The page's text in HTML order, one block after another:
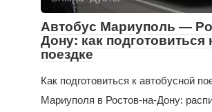
Автобус Мариуполь —
Дону: как подготовиться
поездке
Как подготовиться к автобусной
Мариуполя в Ростов-на-Дону: